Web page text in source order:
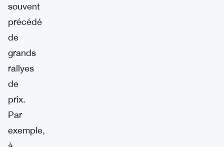
souvent
précédé
de
grands
rallyes
de
prix.
Par
exemple,